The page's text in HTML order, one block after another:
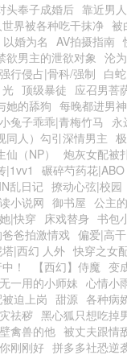
头奉子成婚后 靠近男
界被各种吃干抹净 被
以婚为名 AV拍摄指南
欲男主的泄欲对象 沦
强行侵占|骨科/强制 白
顶级暴徒 应召男菩
她的舔狗 每晚都进男
小兔子乖乖|青梅竹马 永
同人）勾引深情男主
仙（NP）
炮灰女配被
|1vv1
碾碎芍药花
乱日记 撩动心弦|校园
小说网 御书屋 公主
|快穿 床戏替身 书包
爸拍激情戏 偏爱|高
|西幻 人外 快穿之女
！
【西幻】侍魔 变
一用的小师妹 心情小
迫上岗 甜源 各种病
祛秽 黑心狐只想吃掉
禽兽的他 被丈夫跟情
刚刚好 拼多多社恐逆